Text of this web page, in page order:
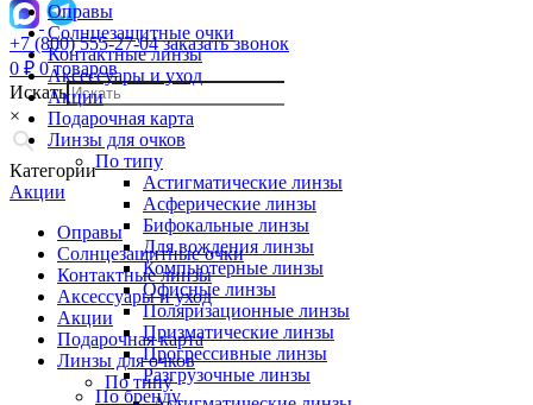
+7 (800) 555-27-04 заказать звонок
0 ₽ 0 товаров
Искать
×
Категории
Акции
Оправы
Солнцезащитные очки
Контактные линзы
Аксессуары и уход
Акции
Подарочная карта
Линзы для очков
По типу
Оправы
Солнцезащитные очки
Контактные линзы
Аксессуары и уход
Акции
Подарочная карта
Линзы для очков
По типу
Астигматические линзы
Асферические линзы
Бифокальные линзы
Для вождения линзы
Компьютерные линзы
Офисные линзы
Поляризационные линзы
Призматические линзы
Прогрессивные линзы
Разгрузочные линзы
По бренду